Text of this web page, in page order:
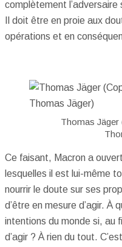
complètement
Il doit être en proie aux
opérations et en
Thomas Jäger
Ce faisant, Macron a
lesquelles il est lui-même
nourrir le doute sur ses
d’être en mesure d’agir. À
intentions du monde si, au
d’agir ? À rien du tout.